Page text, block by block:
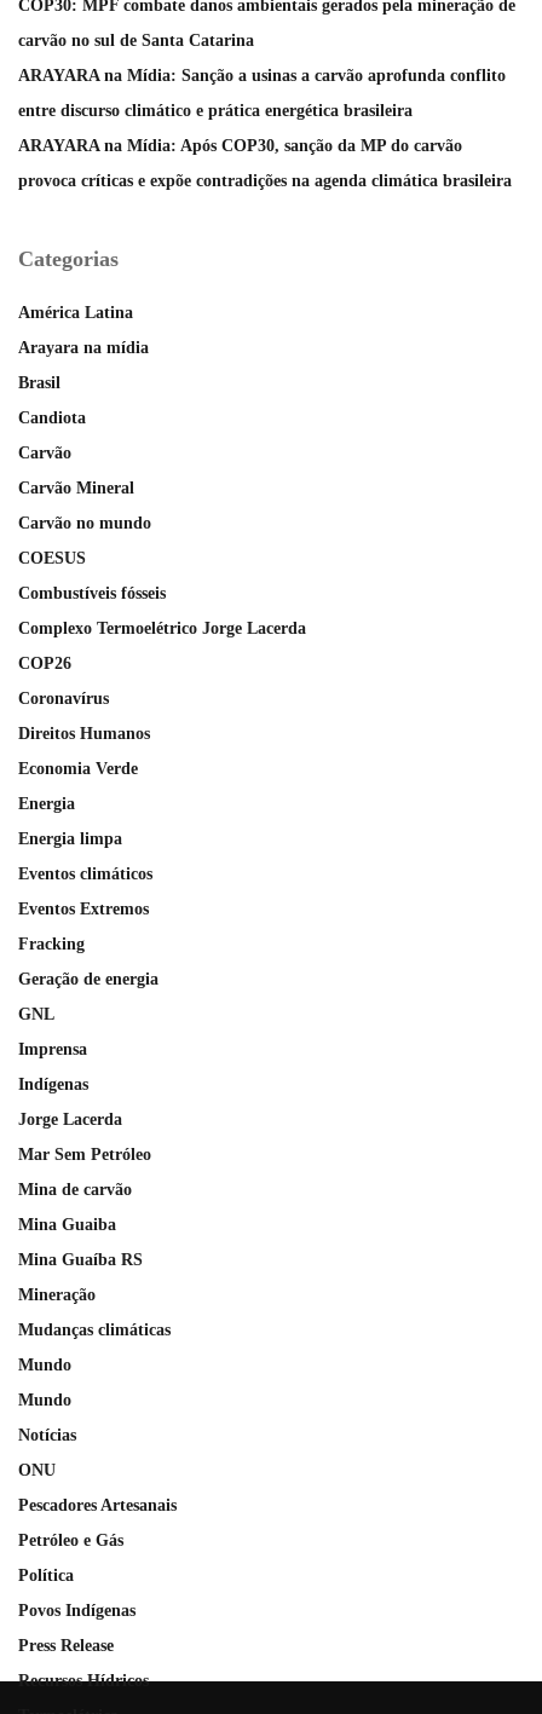
COP30: MPF combate danos ambientais gerados pela mineração de
carvão no sul de Santa Catarina
ARAYARA na Mídia: Sanção a usinas a carvão aprofunda conflito
entre discurso climático e prática energética brasileira
ARAYARA na Mídia: Após COP30, sanção da MP do carvão
provoca críticas e expõe contradições na agenda climática brasileira
Categorias
América Latina
Arayara na mídia
Brasil
Candiota
Carvão
Carvão Mineral
Carvão no mundo
COESUS
Combustíveis fósseis
Complexo Termoelétrico Jorge Lacerda
COP26
Coronavírus
Direitos Humanos
Economia Verde
Energia
Energia limpa
Eventos climáticos
Eventos Extremos
Fracking
Geração de energia
GNL
Imprensa
Indígenas
Jorge Lacerda
Mar Sem Petróleo
Mina de carvão
Mina Guaiba
Mina Guaíba RS
Mineração
Mudanças climáticas
Mundo
Mundo
Notícias
ONU
Pescadores Artesanais
Petróleo e Gás
Política
Povos Indígenas
Press Release
Recursos Hídricos